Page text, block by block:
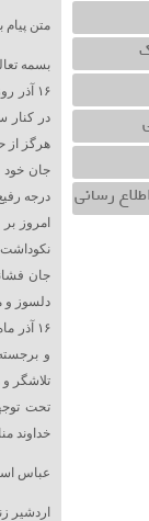
رسانی
متن
بسمه
۱۶
در کنار
هرگز از
جان خود
درجه
نکوداشت
جان
دلسوز و
۱۶
و
تلاشگر
تحت
خداوند
عباس
اردشیر